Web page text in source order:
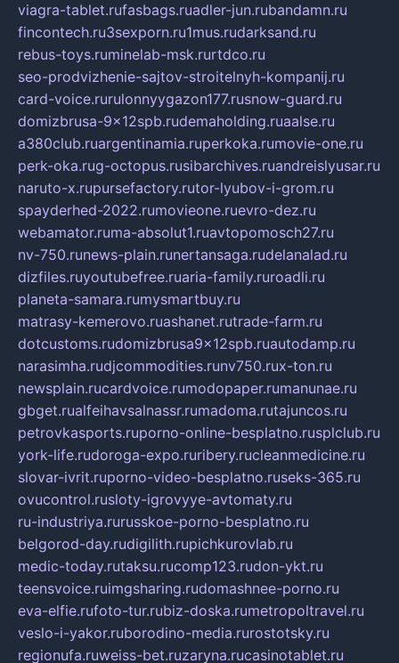
viagra-tablet.rufasbags.ruadler-jun.rubandamn.ru
fincontech.ru3sexporn.ru1mus.rudarksand.ru
rebus-toys.ruminelab-msk.rurtdco.ru
seo-prodvizhenie-sajtov-stroitelnyh-kompanij.ru
card-voice.rurulonnyygazon177.rusnow-guard.ru
domizbrusa-9x12spb.rudemaholding.ruaalse.ru
a380club.ruargentinamia.ruperkoka.rumovie-one.ru
perk-oka.rug-octopus.rusibarchives.ruandreislyusar.ru
naruto-x.rupursefactory.rutor-lyubov-i-grom.ru
spayderhed-2022.rumovieone.ruevro-dez.ru
webamator.ruma-absolut1.ruavtopomosch27.ru
nv-750.runews-plain.runertansaga.rudelanalad.ru
dizfiles.ruyoutubefree.ruaria-family.ruroadli.ru
planeta-samara.rumysmartbuy.ru
matrasy-kemerovo.ruashanet.rutrade-farm.ru
dotcustoms.rudomizbrusa9x12spb.ruautodamp.ru
narasimha.rudjcommodities.runv750.rux-ton.ru
newsplain.rucardvoice.rumodopaper.rumanunae.ru
gbget.rualfeihavsalnassr.rumadoma.rutajuncos.ru
petrovkasports.ruporno-online-besplatno.rusplclub.ru
york-life.rudoroga-expo.ruribery.rucleanmedicine.ru
slovar-ivrit.ruporno-video-besplatno.ruseks-365.ru
ovucontrol.rusloty-igrovyye-avtomaty.ru
ru-industriya.rurusskoe-porno-besplatno.ru
belgorod-day.rudigilith.rupichkurovlab.ru
medic-today.rutaksu.rucomp123.rudon-ykt.ru
teensvoice.ruimgsharing.rudomashnee-porno.ru
eva-elfie.rufoto-tur.rubiz-doska.rumetropoltravel.ru
veslo-i-yakor.ruborodino-media.rurostotsky.ru
regionufa.ruweiss-bet.ruzaryna.rucasinotablet.ru